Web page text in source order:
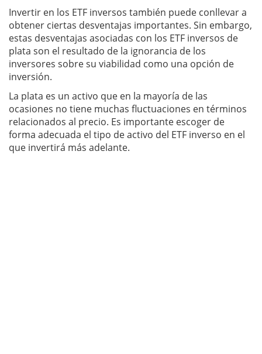
Invertir en los ETF inversos también puede conllevar a
obtener ciertas desventajas importantes. Sin embargo,
estas desventajas asociadas con los ETF inversos de
plata son el resultado de la ignorancia de los
inversores sobre su viabilidad como una opción de
inversión.
La plata es un activo que en la mayoría de las
ocasiones no tiene muchas fluctuaciones en términos
relacionados al precio. Es importante escoger de
forma adecuada el tipo de activo del ETF inverso en el
que invertirá más adelante.